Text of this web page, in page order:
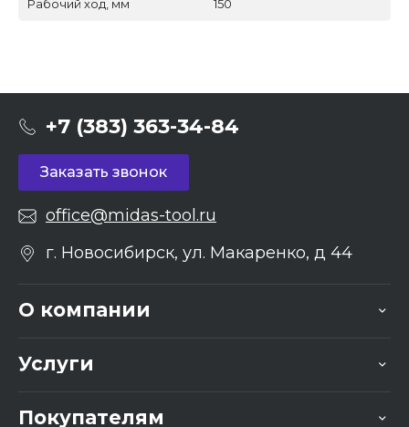
Рабочий ход, мм 150
+7 (383) 363-34-84
Заказать звонок
office@midas-tool.ru
г. Новосибирск, ул. Макаренко, д 44
О компании
Услуги
Покупателям